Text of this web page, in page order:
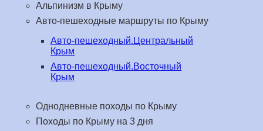
Альпинизм в Крыму
Авто-пешеходные маршруты по Крыму
Авто-пешеходный.Центральный
Крым
Авто-пешеходный.Восточный
Крым
Однодневные походы по Крыму
Походы по Крыму на 3 дня